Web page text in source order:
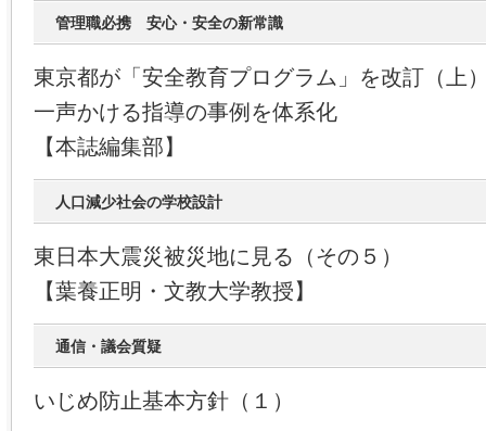
管理職必携 安心・安全の新常識
東京都が「安全教育プログラム」を改訂（上
一声かける指導の事例を体系化
【本誌編集部】
人口減少社会の学校設計
東日本大震災被災地に見る（その５）
【葉養正明・文教大学教授】
通信・議会質疑
いじめ防止基本方針（１）